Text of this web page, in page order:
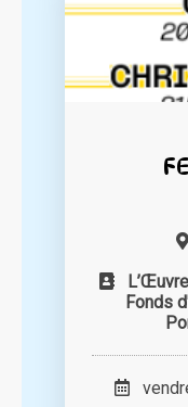
Fonds